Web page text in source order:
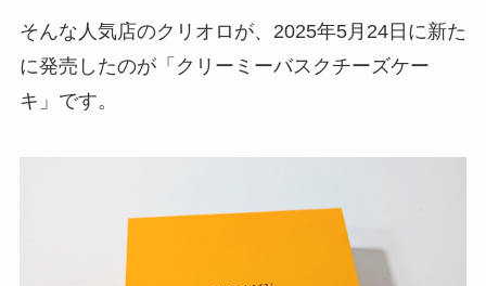
そんな人気店のクリオロが、2025年5月24日に新た
に発売したのが「クリーミーバスクチーズケー
キ」です。